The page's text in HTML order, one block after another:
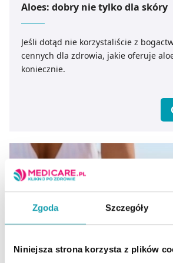
Zgoda Szczegóły
Niniejsza strona korzysta z plików
Aloes: dobry nie tylko dla skóry
Jeśli dotąd nie korzystaliście z
cennych dla zdrowia, jakie oferuje
koniecznie.